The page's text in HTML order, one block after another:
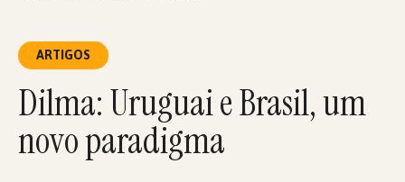
ARTIGOS
Dilma: Uruguai e Brasil, um
novo paradigma